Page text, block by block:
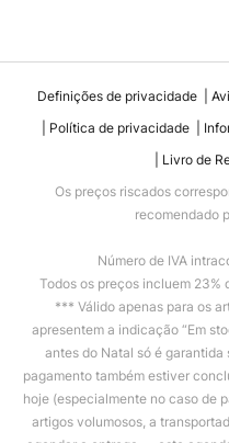
Definições de privacidade
Política de privacidade
Livro de
Os preços riscados
recomendado
Número de IVA
Todos os preços incluem 23%
*** Válido apenas para os
apresentem a indicação “Em
antes do Natal só é
pagamento também estiver
hoje (especialmente no caso de
artigos volumosos, a